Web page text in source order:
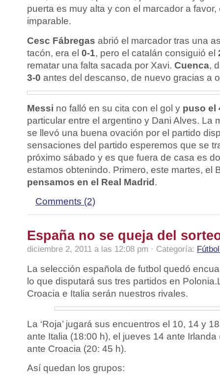
puerta es muy alta y con el marcador a
imparable.
Cesc Fábregas abrió el marcador tras una
tacón, era el 0-1, pero el catalán consiguió el
rematar una falta sacada por Xavi. Cuenca,
3-0 antes del descanso, de nuevo gracias a
Messi no falló en su cita con el gol y puso el
particular entre el argentino y Dani Alves. La
se llevó una buena ovación por el partido
sensaciones del partido esperemos que se
próximo sábado y es que fuera de casa es
estamos obtenindo. Primero, este martes, el
pensamos en el Real Madrid.
Comments (2)
España no se queja del
diciembre 2, 2011 a las 12:08 pm · Categoría:
La selección española de futbol quedó
lo que disputará sus tres partidos en
Croacia e Italia serán nuestros rivales.
La ‘Roja’ jugará sus encuentros el 10, 14 y
ante Italia (18:00 h), el jueves 14 ante
ante Croacia (20: 45 h).
Así quedan los grupos: